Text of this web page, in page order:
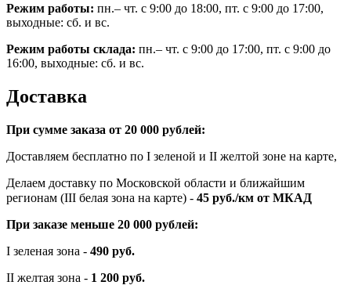
Режим работы: пн.– чт. с 9:00 до 18:00, пт. с 9:00 до 17:00,
выходные: сб. и вс.
Режим работы склада: пн.– чт. с 9:00 до 17:00, пт. с 9:00 до
16:00, выходные: сб. и вс.
Доставка
При сумме заказа от 20 000 рублей:
Доставляем бесплатно по I зеленой и II желтой зоне на карте,
Делаем доставку по Московской области и ближайшим
регионам (III белая зона на карте) - 45 руб./км от МКАД
При заказе меньше 20 000 рублей:
I зеленая зона - 490 руб.
II желтая зона - 1 200 руб.